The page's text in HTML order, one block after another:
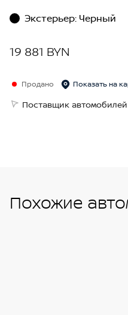
Экстерьер: Черный
19 881 BYN
Продано Показать на
Поставщик автомобилей
Похожие